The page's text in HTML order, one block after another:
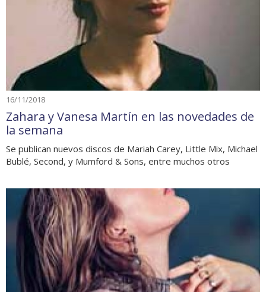
16/11/2018
Zahara y Vanesa Martín en las novedades de
la semana
Se publican nuevos discos de Mariah Carey, Little Mix, Michael
Bublé, Second, y Mumford & Sons, entre muchos otros